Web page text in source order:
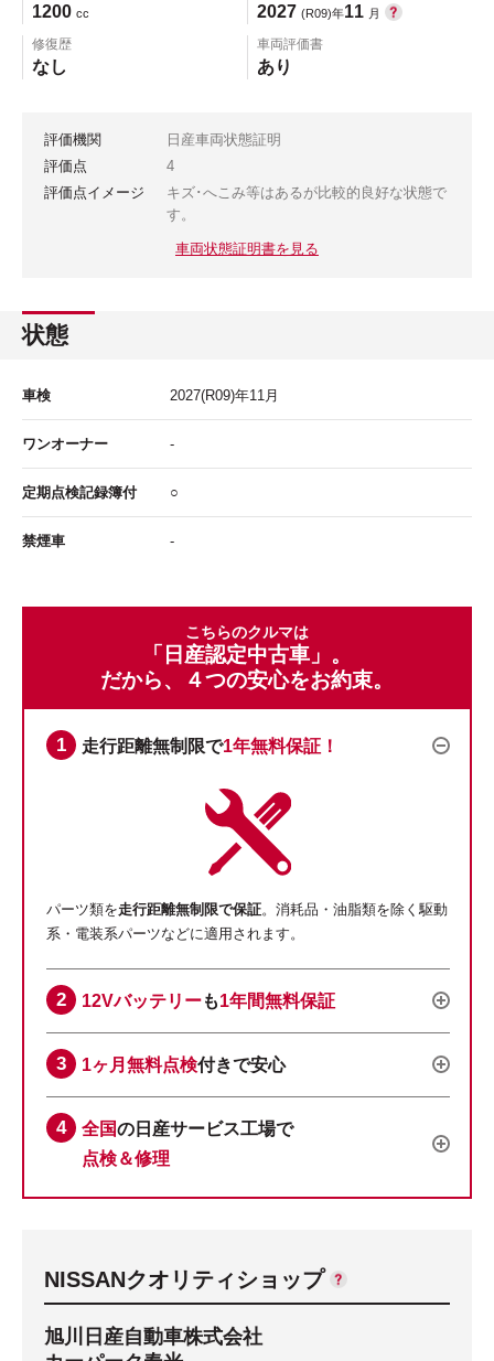
1200 cc 2027 (R09)年11 月
修復歴
なし
車両評価書
あり
評価機関
日産車両状態証明
評価点
4
評価点イメージ
キズ･へこみ等はあるが比較的良好な状態で
す。
車両状態証明書を見る
状態
車検 2027(R09)年11 月
ワンオーナー -
定期点検記録簿付 ○
禁煙車 -
こちらのクルマは
「日産認定中古車」。
だから、４つの安心をお約束。
走行距離無制限で1年無料保証！
パーツ類を走行距離無制限で保証。消耗品・油脂類を除く駆動
系・電装系パーツなどに適用されます。
12Vバッテリーも1年間無料保証
1ヶ月無料点検付きで安心
全国の日産サービス工場で
点検＆修理
NISSANクオリティショップ
旭川日産自動車株式会社